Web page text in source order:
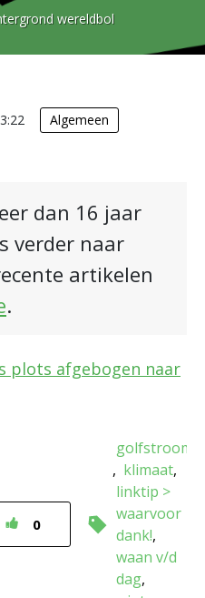
wereldbol
Algemeen
dan 16 jaar
verder naar
artikelen
.
plots afgebogen naar
0
golfstroom
klimaat
linktip >
waarvoor
dank!
waan v/d
dag